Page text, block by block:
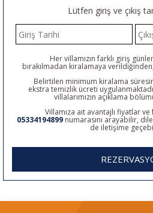
Lütfen giriş ve çıkış
Her villamızın farklı giriş
bırakılmadan kiralamaya
Belirtilen minimum kiralama
ekstra temizlik ücreti
villalarımızın açıklama
Villamıza ait avantajlı fiyatlar
05334194899 numarasını arayabilir,
de iletişime